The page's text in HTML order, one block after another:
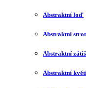
Abstraktní loď
Abstraktní
Abstraktní
Abstraktní